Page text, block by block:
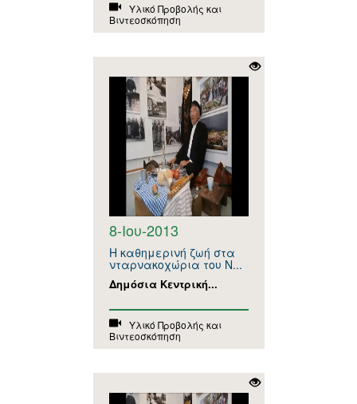
Υλικό Προβολής και
Βιντεοσκόπηση
8-Ιου-2013
Η καθημερινή ζωή στα
νταρνακοχώρια του Ν...
Δημόσια Κεντρική...
Υλικό Προβολής και
Βιντεοσκόπηση